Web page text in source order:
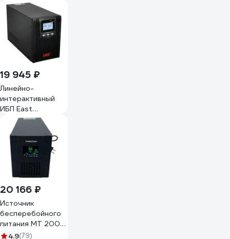
меандр с АКБ
2х7Ач 736
19 945 ₽
Линейно-
интерактивный
ИБП East
напольный
1000ВА EA610-S
20 166 ₽
Источник
бесперебойного
питания MT 2000
Turbosky 20001
4.9(79)